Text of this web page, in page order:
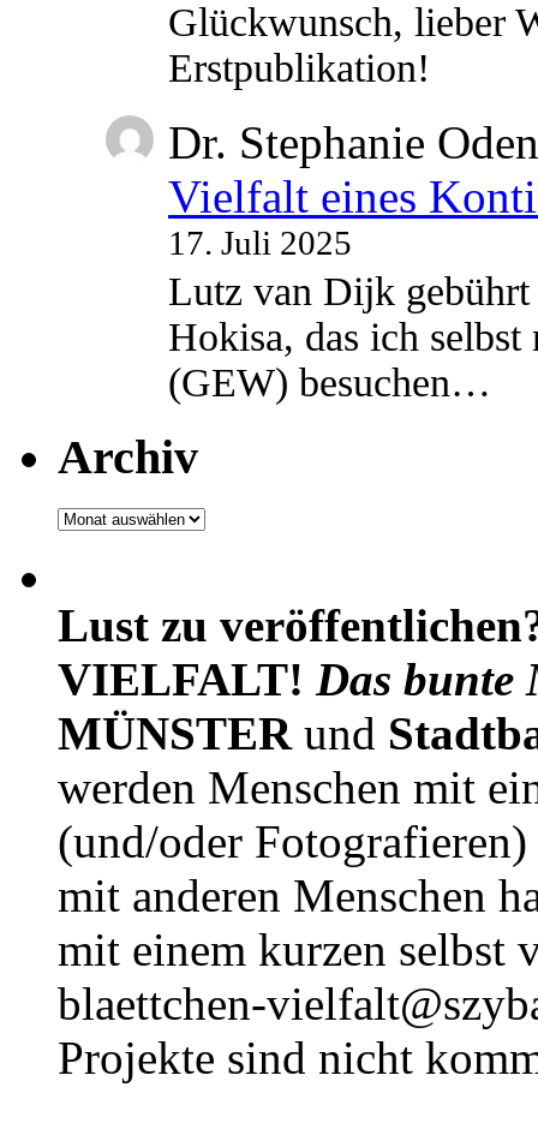
Glückwunsch, lieber
Erstpublikation!
Dr. Stephanie
Vielfalt eines
17. Juli 2025
Lutz van Dijk
Hokisa, das ich
(GEW) besuchen…
Archiv
Archiv
Lust zu
VIELFALT! Das bunte
MÜNSTERund
werden Menschen mit
(und/oder
mit anderen Menschen
mit einem kurzen selbst
blaettchen-
Projekte sind nicht